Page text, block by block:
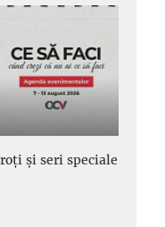
și seri speciale